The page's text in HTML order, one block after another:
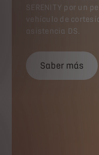
Vea los detalles
SERENITY por un
vehículo de
asistencia DS.
Saber más